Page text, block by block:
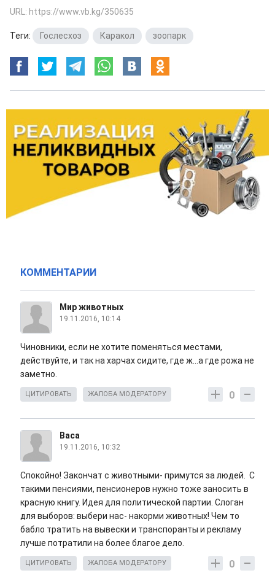
URL: https://www.vb.kg/350635
Теги: Гослесхоз Каракол зоопарк
КОММЕНТАРИИ
Мир животных
19.11.2016, 10:14
Чиновники, если не хотите поменяться местами,
действуйте, и так на харчах сидите, где ж...а где рожа не
заметно.
0
ЦИТИРОВАТЬ ЖАЛОБА МОДЕРАТОРУ
Васа
19.11.2016, 10:32
Спокойно! Закончат с животными- примутся за людей. С
такими пенсиями, пенсионеров нужно тоже заносить в
красную книгу. Идея для политической партии. Слоган
для выборов: выбери нас- накорми животных! Чем то
бабло тратить на вывески и транспоранты и рекламу
лучше потратили на более благое дело.
0
ЦИТИРОВАТЬ ЖАЛОБА МОДЕРАТОРУ